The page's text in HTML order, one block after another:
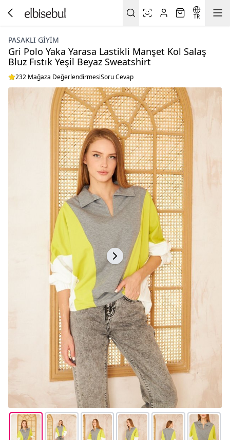
TR
PASAKLI GIYIM
Gri Polo Yaka Yarasa Lastikli Manşet Kol Salaş
Bluz Fıstık Yeşil Beyaz Sweatshirt
232 Mağaza DeğerlendirmesiSoru Cevap